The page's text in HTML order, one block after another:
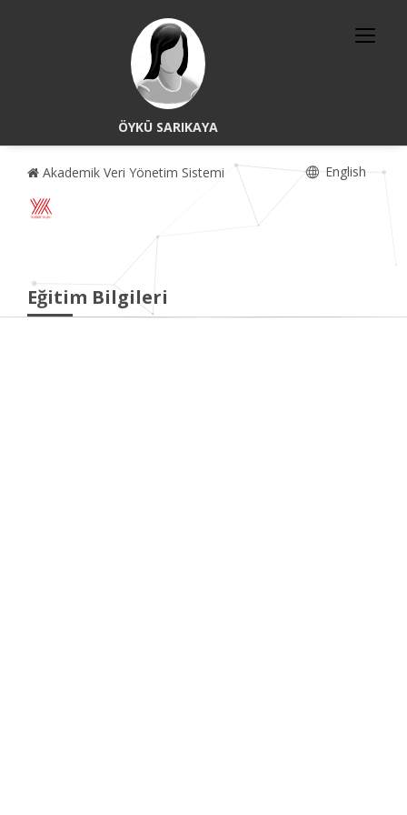
ÖYKÜ SARIKAYA
Akademik Veri Yönetim Sistemi English
Eğitim Bilgileri